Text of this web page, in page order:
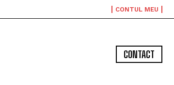
CONTUL MEU
CONTACT